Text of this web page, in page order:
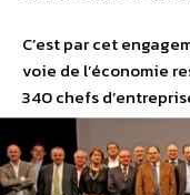
C’est par cet
voie de l’économie
340 chefs